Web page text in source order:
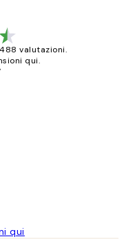
valutazioni.
qui.
qui